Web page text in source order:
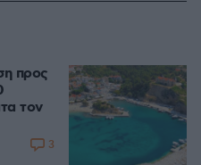
προς
τον
3